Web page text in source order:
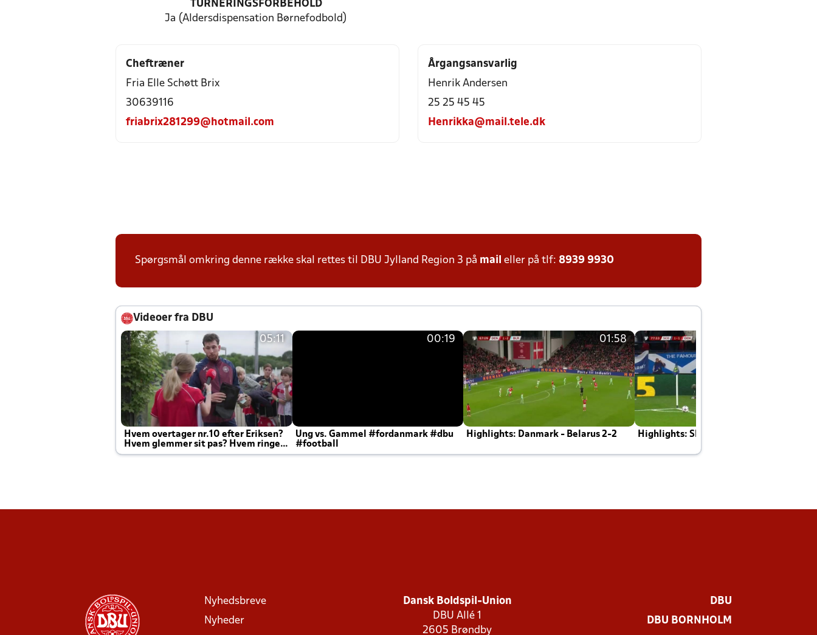
TURNERINGSFORBEHOLD
Ja (Aldersdispensation Børnefodbold)
Cheftræner
Fria Elle Schøtt Brix
30639116
friabrix281299@hotmail.com
Årgangsansvarlig
Henrik Andersen
25 25 45 45
Henrikka@mail.tele.dk
Spørgsmål omkring denne række skal rettes til DBU Jylland Region 3 på mail eller på tlf: 8939 9930
Videoer fra DBU
05:11
Hvem overtager nr.10 efter Eriksen?
Hvem glemmer sit pas? Hvem ringer
Joachim altid til efter kampe?
00:19
Ung vs. Gammel #fordanmark #dbu
#football
01:58
Highlights: Danmark - Belarus 2-2 Highlights: Skotland - Danmark 4-2
Nyhedsbreve
Nyheder
Dansk Boldspil-Union
DBU Allé 1
2605 Brøndby
DBU
DBU BORNHOLM